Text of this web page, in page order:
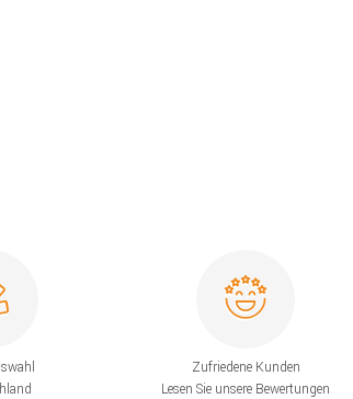
Zufriedene Kunden
Lesen Sie unsere Bewertungen